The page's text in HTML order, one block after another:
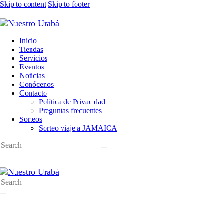
Skip to content Skip to footer
Inicio
Tiendas
Servicios
Eventos
Noticias
Conócenos
Contacto
Política de Privacidad
Preguntas frecuentes
Sorteos
Sorteo viaje a JAMAICA